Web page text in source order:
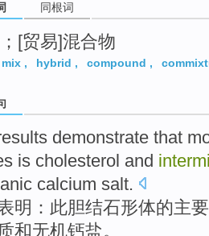
同根词
[贸易]混合物
mix , hybrid , compound ,
demonstrate that
is cholesterol and
calcium salt.
明 ： 此胆结石形体的主要
和无机钙盐。